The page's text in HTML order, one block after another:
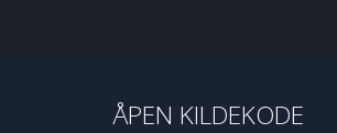
ÅPEN KILDEKODE